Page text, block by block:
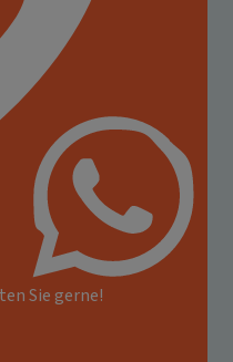
Sie gerne!